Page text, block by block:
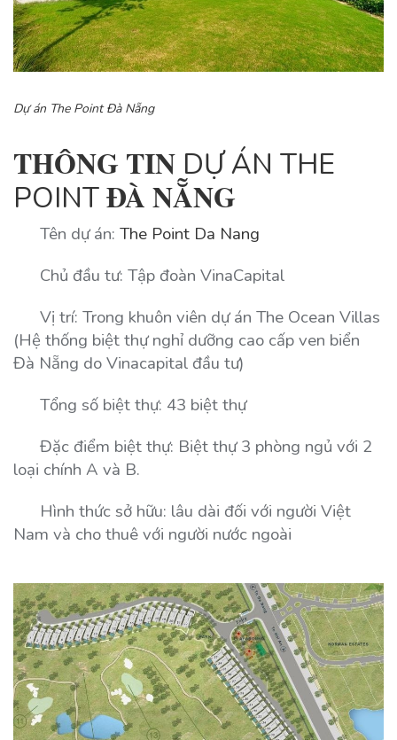
Dự án The Point Đà Nẵng
THÔNG TIN DỰ ÁN THE
POINTĐÀ NẴNG
Tên dự án: The Point Da Nang
Chủ đầu tư: Tập đoàn VinaCapital
Vị trí: Trong khuôn viên dự án The Ocean Villas
(Hệ thống biệt thự nghỉ dưỡng cao cấp ven biển
Đà Nẵng do Vinacapital đầu tư)
Tổng số biệt thự: 43 biệt thự
Đặc điểm biệt thự: Biệt thự 3 phòng ngủ với 2
loại chính A và B.
Hình thức sở hữu: lâu dài đối với người Việt
Nam và cho thuê với người nước ngoài